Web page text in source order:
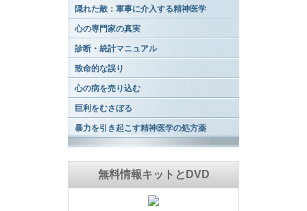
隠れた敵：軍事に介入する精神医学
心の専門家の真実
診断・統計マニュアル
致命的な誤り
心の病を売り込む
巨利をむさぼる
暴力を引き起こす精神医学の処方薬
無料情報キットとDVD